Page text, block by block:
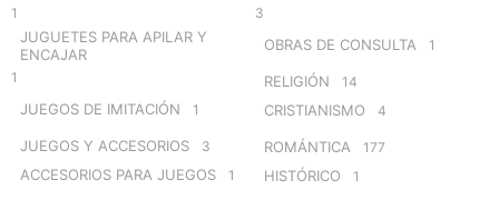
1
JUGUETES PARA APILAR Y
ENCAJAR
1
JUEGOS DE IMITACIÓN 1
JUEGOS Y ACCESORIOS 3
ACCESORIOS PARA JUEGOS 1
3
OBRAS DE CONSULTA 1
RELIGIÓN 14
CRISTIANISMO 4
ROMÁNTICA 177
HISTÓRICO 1